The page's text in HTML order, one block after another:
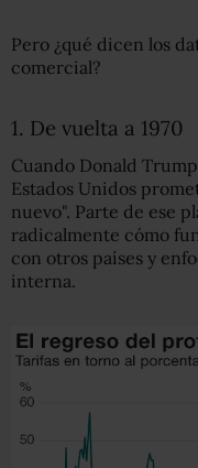
Pero ¿qué dicen los
comercial?
1. De vuelta a 1970
Cuando Donald
Estados Unidos
nuevo". Parte de ese
radicalmente cómo
con otros países y
interna.